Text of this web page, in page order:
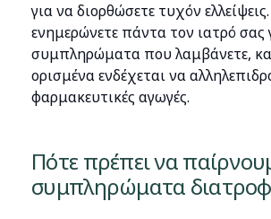
για να διορθώσετε τυχόν
ενημερώνετε πάντα τον ιατρό σας
συμπληρώματα που λαμβάνετε,
ορισμένα ενδέχεται να
φαρμακευτικές αγωγές.
Πότε πρέπει να
συμπληρώματα